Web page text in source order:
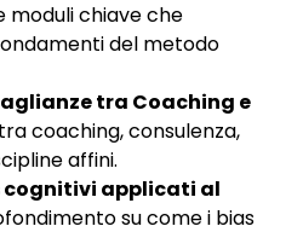
moduli chiave che
del metodo
tra Coaching e
coaching, consulenza,
affini.
cognitivi applicati al
su come i bias